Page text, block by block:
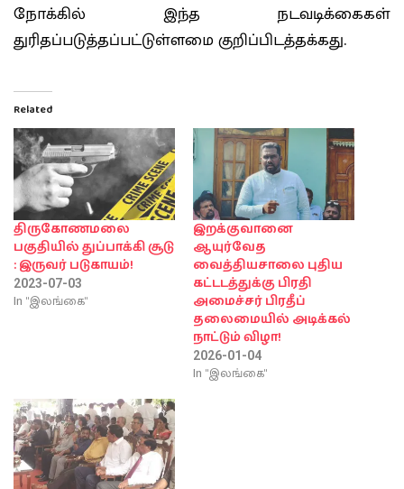
நோக்கில் இந்த நடவடிக்கைகள்
துரிதப்படுத்தப்பட்டுள்ளமை குறிப்பிடத்தக்கது.
Related
திருகோணமலை
பகுதியில் துப்பாக்கி சூடு
: இருவர் படுகாயம்!
2023-07-03
In "இலங்கை"
இறக்குவானை
ஆயுர்வேத
வைத்தியசாலை புதிய
கட்டடத்துக்கு பிரதி
அமைச்சர் பிரதீப்
தலைமையில் அடிக்கல்
நாட்டும் விழா!
2026-01-04
In "இலங்கை"